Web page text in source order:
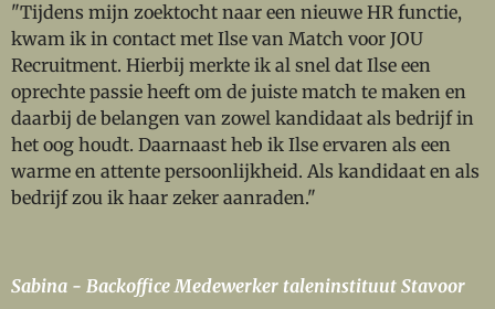
"Tijdens mijn zoektocht naar een nieuwe HR functie,
kwam ik in contact met Ilse van Match voor JOU
Recruitment. Hierbij merkte ik al snel dat Ilse een
oprechte passie heeft om de juiste match te maken en
daarbij de belangen van zowel kandidaat als bedrijf in
het oog houdt. Daarnaast heb ik Ilse ervaren als een
warme en attente persoonlijkheid. Als kandidaat en als
bedrijf zou ik haar zeker aanraden."
Sabina - Backoffice Medewerker taleninstituut Stavoor